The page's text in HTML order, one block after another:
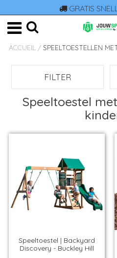
GRATIS
ACCUEIL / SPEELTOESTELLEN
FILTER
Speeltoestel
Speeltoestel | Backyard
Discovery - Buckley Hill